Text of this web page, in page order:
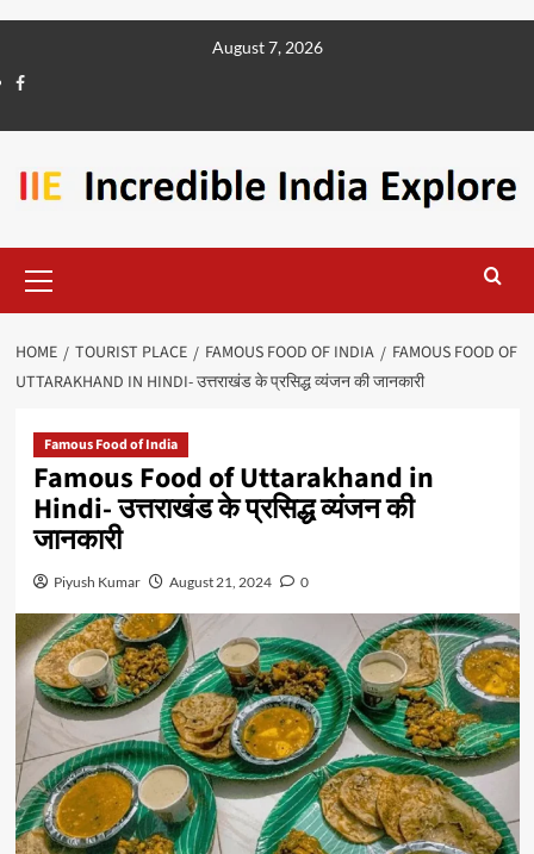
August 7, 2026
HOME TOURIST PLACE FAMOUS FOOD OF INDIA
FAMOUS FOOD OF
UTTARAKHAND IN HINDI- उत्तराखंड के प्रसिद्ध व्यंजन की जानकारी
Famous Food of India
Famous Food of Uttarakhand in
Hindi- उत्तराखंड के प्रसिद्ध व्यंजन की
जानकारी
Piyush Kumar August 21, 2024 0